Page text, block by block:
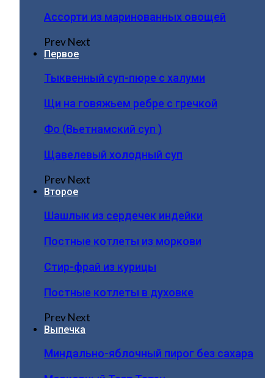
Ассорти из маринованных овощей
PrevNext
Первое
Тыквенный суп-пюре с халуми
Щи на говяжьем ребре с гречкой
Фо (Вьетнамский суп )
Щавелевый холодный суп
PrevNext
Второе
Шашлык из сердечек индейки
Постные котлеты из моркови
Стир-фрай из курицы
Постные котлеты в духовке
PrevNext
Выпечка
Миндально-яблочный пирог без сахара